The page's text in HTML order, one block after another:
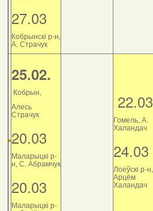
27.03
Кобрынскі р-н,
А. Страчук
25.02.
Кобрын,
Алесь
Страчук
20.03
Маларыцкі р-
н, С. Абрамчук
20.03
Маларыцкі р-
22.03
Гомель, А.
Халандач
24.03
Лоеўскі р-н,
Арцём
Халандач